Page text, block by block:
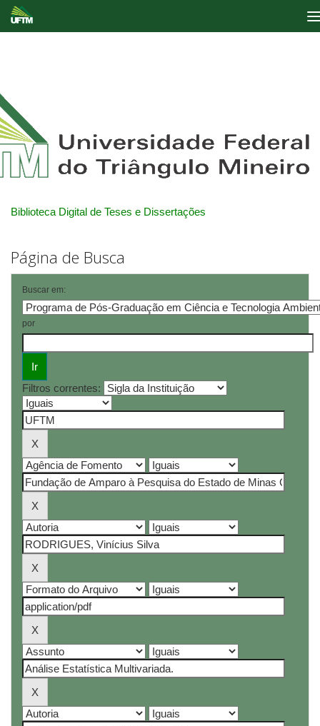
Biblioteca Digital de Teses e Dissertações
Página de Busca
Buscar em:
por
Filtros correntes: